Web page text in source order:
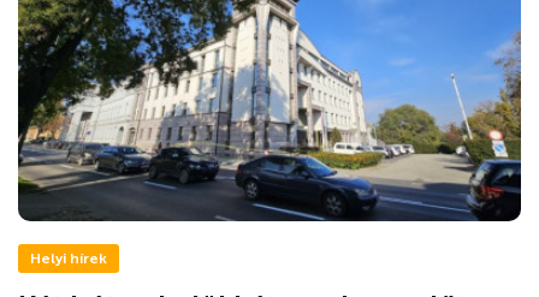
Helyi hírek